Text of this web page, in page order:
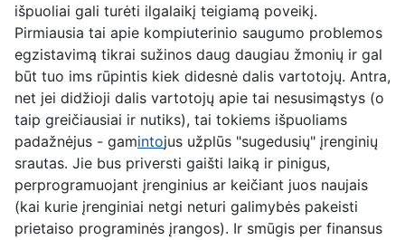
išpuoliai gali turėti ilgalaikį teigiamą poveikį.
Pirmiausia tai apie kompiuterinio saugumo problemos
egzistavimą tikrai sužinos daug daugiau žmonių ir gal
būt tuo ims rūpintis kiek didesnė dalis vartotojų. Antra,
net jei didžioji dalis vartotojų apie tai nesusimąstys (o
taip greičiausiai ir nutiks), tai tokiems išpuoliams
padažnėjus - gamintojus užplūs "sugedusių" įrenginių
srautas. Jie bus priversti gaišti laiką ir pinigus,
perprogramuojant įrenginius ar keičiant juos naujais
(kai kurie įrenginiai netgi neturi galimybės pakeisti
prietaiso programinės įrangos). Ir smūgis per finansus